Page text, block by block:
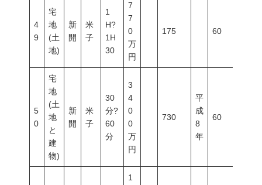
4
9
宅
地
(土
地)
新
開
米
子
1
H?
1H
30
7
7
0
万
円
175 60
5
0
宅
地
(土
地
と
建
物)
新
開
米
子
30
分?
60
分
3
4
0
0
万
円
730
平
成
8
年
60
1